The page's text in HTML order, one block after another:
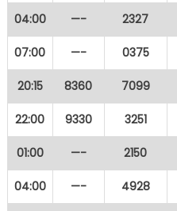
04:00 —- 2327
07:00 —- 0375
20:15 8360 7099
22:00 9330 3251
01:00 —- 2150
04:00 —- 4928